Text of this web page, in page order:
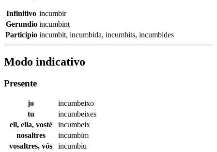
Infinitivo incumbir
Gerundio incumbint
Participio incumbit, incumbida, incumbits, incumbides
Modo indicativo
Presente
jo
incumbeixo
tu
incumbeixes
ell, ella, vostè
incumbeix
nosaltres
incumbim
vosaltres, vós
incumbiu